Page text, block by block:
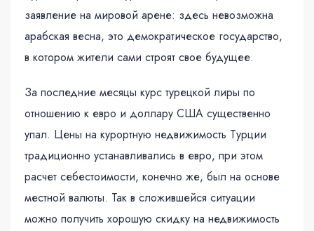
заявление на мировой арене: здесь невозможна
арабская весна, это демократическое государство,
в котором жители сами строят свое будущее.
За последние месяцы курс турецкой лиры по
отношению к евро и доллару США существенно
упал. Цены на курортную недвижимость Турции
традиционно устанавливались в евро, при этом
расчет себестоимости, конечно же, был на основе
местной валюты. Так в сложившейся ситуации
можно получить хорошую скидку на недвижимость